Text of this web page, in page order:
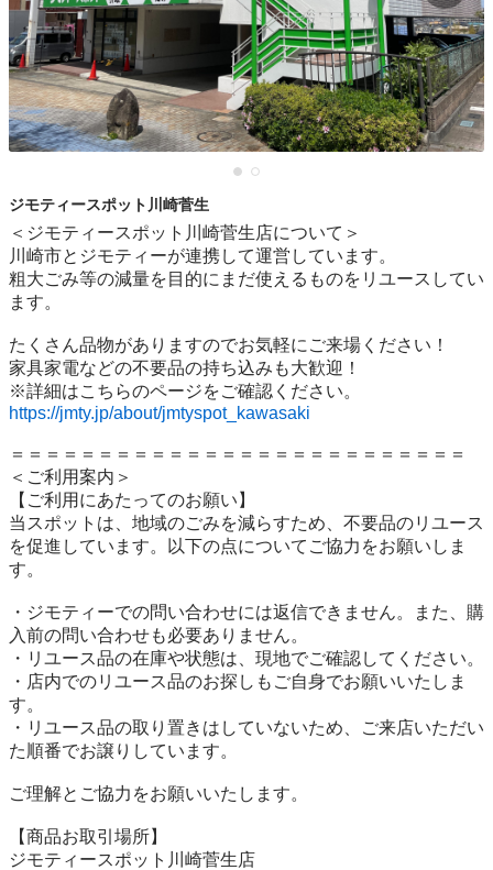
ジモティースポット川崎菅生
＜ジモティースポット川崎菅生店について＞
川崎市とジモティーが連携して運営しています。
粗⼤ごみ等の減量を⽬的にまだ使えるものをリユースしてい
ます。
たくさん品物がありますのでお気軽にご来場ください！
家具家電などの不要品の持ち込みも大歓迎！
https://jmty.jp/about/jmtyspot_kawasaki
＝＝＝＝＝＝＝＝＝＝＝＝＝＝＝＝＝＝＝＝＝＝＝＝＝＝
＜ご利用案内＞
【ご利用にあたってのお願い】
当スポットは、地域のごみを減らすため、不要品のリユース
を促進しています。以下の点についてご協力をお願いしま
す。
・ジモティーでの問い合わせには返信できません。また、購
入前の問い合わせも必要ありません。
・リユース品の在庫や状態は、現地でご確認してください。
・店内でのリユース品のお探しもご自身でお願いいたしま
す。
・リユース品の取り置きはしていないため、ご来店いただい
た順番でお譲りしています。
ご理解とご協力をお願いいたします。
【商品お取引場所】
ジモティースポット川崎菅生店